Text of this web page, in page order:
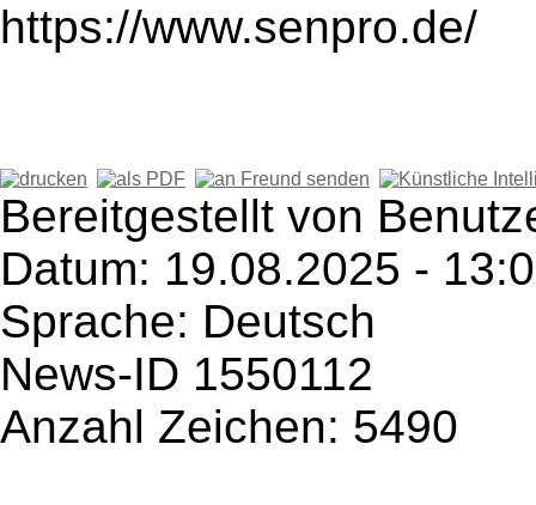
https://www.senpro.de/
Bereitgestellt von
Datum: 19.08.2025 -
Sprache: Deutsch
News-ID 1550112
Anzahl Zeichen: 5490